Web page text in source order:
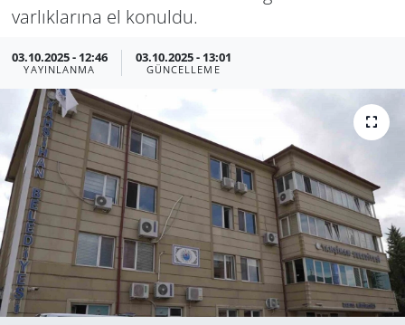
varlıklarına el konuldu.
03.10.2025 - 12:46
YAYINLANMA
03.10.2025 - 13:01
GÜNCELLEME